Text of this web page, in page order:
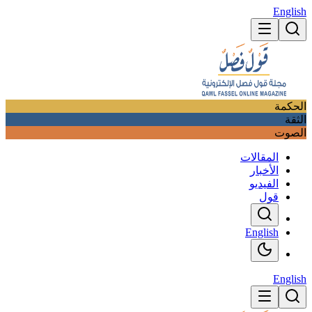
English
الحكمة
الثقة
الصوت
المقالات
الأخبار
الفيديو
قول
English
English